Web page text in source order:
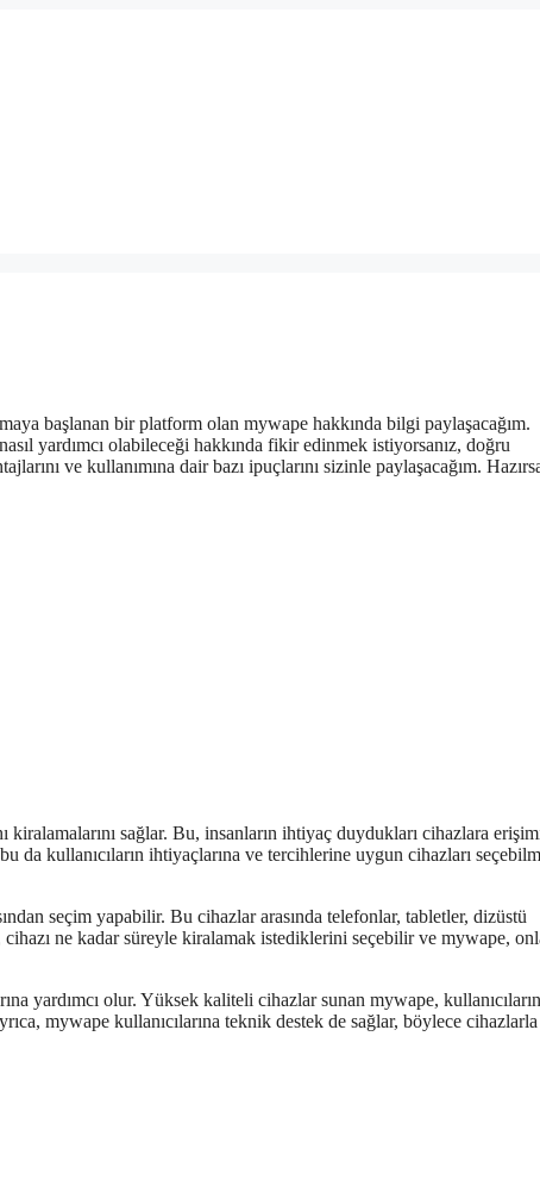
başlanan bir platform olan mywape hakkında bilgi paylaşacağım.
yardımcı olabileceği hakkında fikir edinmek istiyorsanız, doğru
ve kullanımına dair bazı ipuçlarını sizinle paylaşacağım.
sağlar. Bu, insanların ihtiyaç duydukları cihazlara
da kullanıcıların ihtiyaçlarına ve tercihlerine uygun cihazları
seçim yapabilir. Bu cihazlar arasında telefonlar, tabletler, dizüstü
ne kadar süreyle kiralamak istediklerini seçebilir ve mywape,
yardımcı olur. Yüksek kaliteli cihazlar sunan mywape, kullanıcıların
mywape kullanıcılarına teknik destek de sağlar, böylece